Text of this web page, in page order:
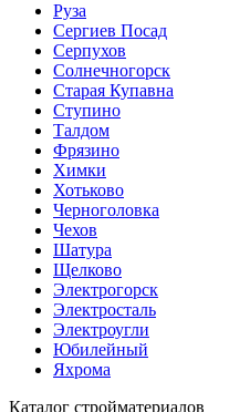
Руза
Сергиев Посад
Серпухов
Солнечногорск
Старая Купавна
Ступино
Талдом
Фрязино
Химки
Хотьково
Черноголовка
Чехов
Шатура
Щелково
Электрогорск
Электросталь
Электроугли
Юбилейный
Яхрома
Каталог стройматериалов